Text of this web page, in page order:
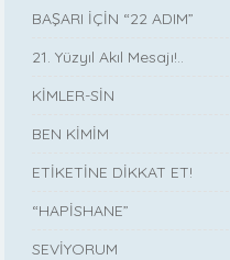
BAŞARI İÇİN “22 ADIM”
21. Yüzyıl Akıl Mesajı!..
KİMLER-SİN
BEN KİMİM
ETİKETİNE DİKKAT ET!
“HAPİSHANE”
SEVİYORUM